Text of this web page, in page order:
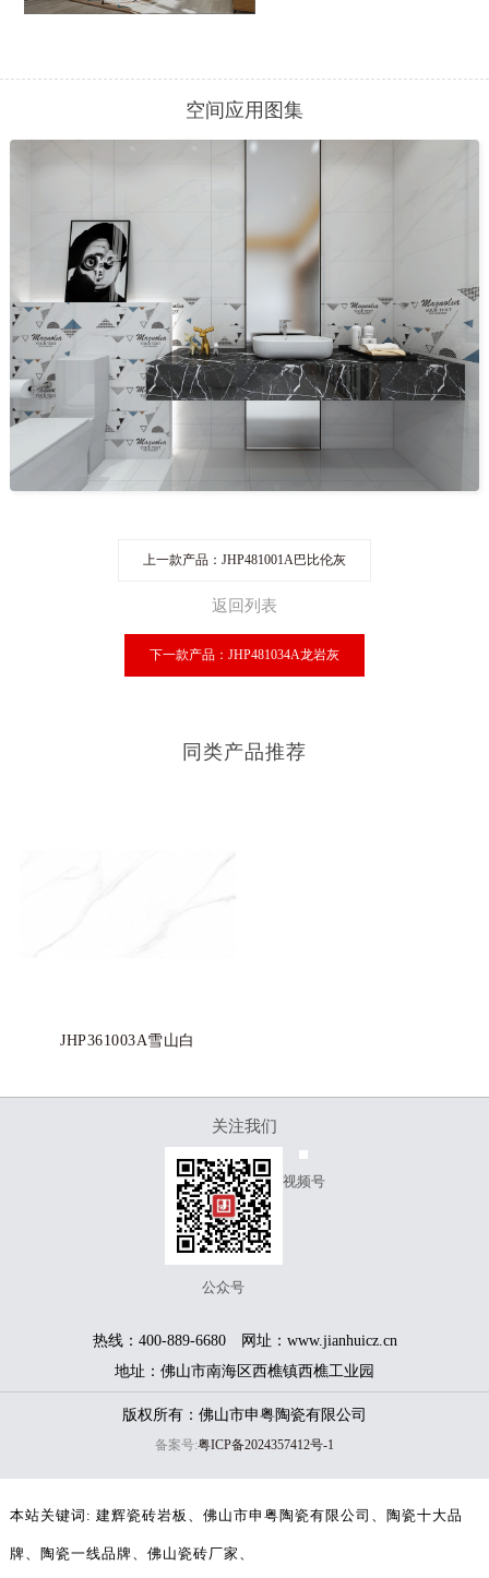
空间应用图集
上一款产品：JHP481001A巴比伦灰
返回列表
下一款产品：JHP481034A龙岩灰
同类产品推荐
JHP361003A雪山白
关注我们
公众号
视频号
热线：400-889-6680 网址：www.jianhuicz.cn
地址：佛山市南海区西樵镇西樵工业园
版权所有：佛山市申粤陶瓷有限公司
备案号:粤ICP备2024357412号-1
本站关键词: 建辉瓷砖岩板 佛山市申粤陶瓷有限公司 陶瓷十大品
牌 陶瓷一线品牌 佛山瓷砖厂家